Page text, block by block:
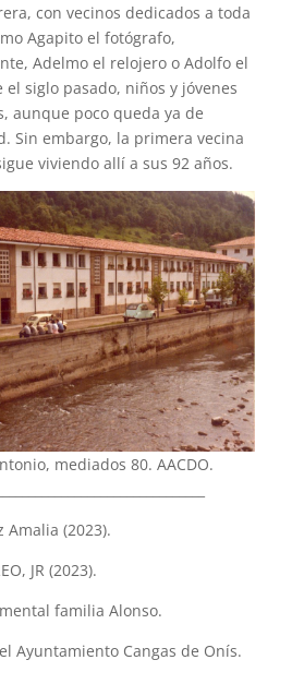
con vecinos dedicados a toda
Agapito el fotógrafo,
Adelmo el relojero o Adolfo el
el siglo pasado, niños y jóvenes
aunque poco queda ya de
Sin embargo, la primera vecina
viviendo allí a sus 92 años.
mediados 80. AACDO.
Amalia (2023).
JR (2023).
familia Alonso.
Ayuntamiento Cangas de Onís.